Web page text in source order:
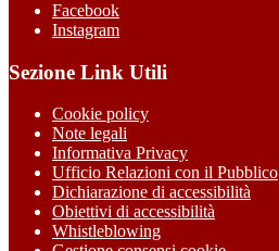
Facebook
Instagram
Sezione Link Utili
Cookie policy
Note legali
Informativa Privacy
Ufficio Relazioni con il Pubblico
Dichiarazione di accessibilità
Obiettivi di accessibilità
Whistleblowing